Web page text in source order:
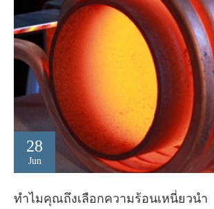
28
Jun
ทำไมคุณถึงเลือกความร้อนเหนี่ยวนำ